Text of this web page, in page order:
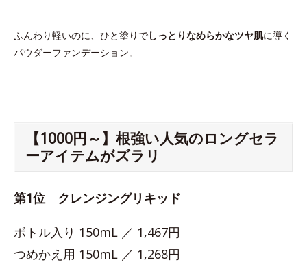
ふんわり軽いのに、ひと塗りでしっとりなめらかなツヤ肌に導く
パウダーファンデーション。
【1000円～】根強い人気のロングセラ
ーアイテムがズラリ
第1位 クレンジングリキッド
ボトル入り 150mL ／ 1,467円
つめかえ用 150mL ／ 1,268円